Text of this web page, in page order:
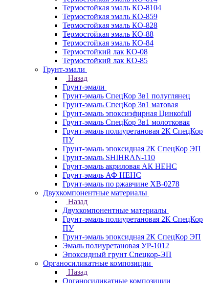
Термостойкая эмаль КО-8104
Термостойкая эмаль КО-859
Термостойкая эмаль КО-828
Термостойкая эмаль КО-88
Термостойкая эмаль КО-84
Термостойкий лак КО-08
Термостойкий лак КО-85
Грунт-эмали
Назад
Грунт-эмали
Грунт-эмаль СпецКор 3в1 полуглянец
Грунт-эмаль СпецКор 3в1 матовая
Грунт-эмаль эпоксиэфирная Цинкоfull
Грунт-эмаль СпецКор 3в1 молотковая
Грунт-эмаль полиуретановая 2К СпецКор
ПУ
Грунт-эмаль эпоксидная 2К СпецКор ЭП
Грунт-эмаль SHIHRAN-110
Грунт-эмаль акриловая АК НЕНС
Грунт-эмаль АФ НЕНС
Грунт-эмаль по ржавчине ХВ-0278
Двухкомпонентные материалы
Назад
Двухкомпонентные материалы
Грунт-эмаль полиуретановая 2К СпецКор
ПУ
Грунт-эмаль эпоксидная 2К СпецКор ЭП
Эмаль полиуретановая УР-1012
Эпоксидный грунт Спецкор-ЭП
Органосиликатные композиции
Назад
Органосиликатные композиции